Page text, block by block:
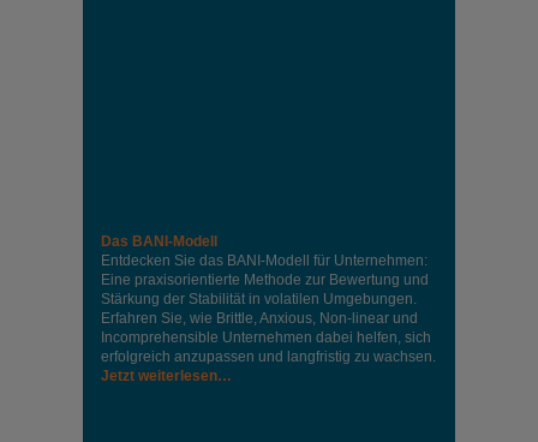
Das BANI-Modell
Entdecken Sie das BANI-Modell für Unternehmen:
Eine praxisorientierte Methode zur Bewertung und
Stärkung der Stabilität in volatilen Umgebungen.
Erfahren Sie, wie Brittle, Anxious, Non-linear und
Incomprehensible Unternehmen dabei helfen, sich
erfolgreich anzupassen und langfristig zu wachsen.
Jetzt weiterlesen…